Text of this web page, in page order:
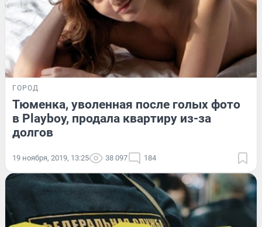
ГОРОД
Тюменка, уволенная после голых фото
в Playboy, продала квартиру из-за
долгов
19 ноября, 2019, 13:25 38 097 184